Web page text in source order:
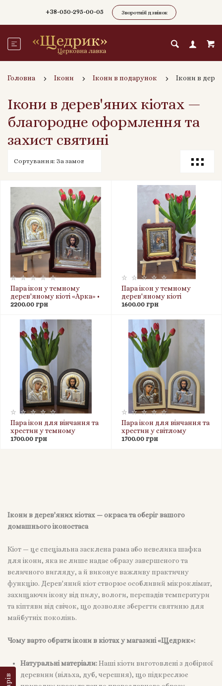
+38-050-295-00-05 Зворотній дзвінок
Головна Ікони Ікони в подарунок Ікони в
Ікони в дерев'яних кіотах —
благородне оформлення та
захист святині
Пара ікон у темному
дерев'яному кіоті «Арка» •
25х28 см • 3D тиснення •
2200.00 грн
Пара ікон у темному
дерев'яному кіоті
«Конгрев 3D» • 20х18 см •
1600.00 грн
Пара ікон для вінчання та
хрестин у темному
оформленні (3D
1700.00 грн
Пара ікон для вінчання та
хрестин у світлому
оформленні (3D
1700.00 грн
Ікони в дерев'яних кіотах — окраса та оберіг вашого
домашнього іконостаса
Кіот — це спеціальна засклена рама або невелика шафка
для ікони, яка не лише надає образу завершеного та
величного вигляду, а й виконує важливу практичну
функцію. Дерев'яний кіот створює особливий мікроклімат,
захищаючи ікону від пилу, вологи, перепадів температури
та кіптяви від свічок, що дозволяє зберегти святиню для
майбутніх поколінь.
Чому варто обрати ікони в кіотах у магазині «Щедрик»:
Натуральні матеріали:Наші кіоти виготовлені з добірної
деревини (вільха, дуб, черешня), що підкреслює